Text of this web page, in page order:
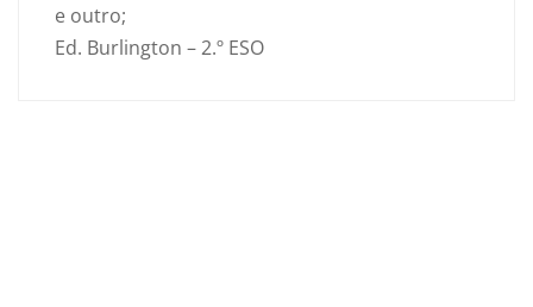
e outro;
Ed. Burlington – 2.º ESO